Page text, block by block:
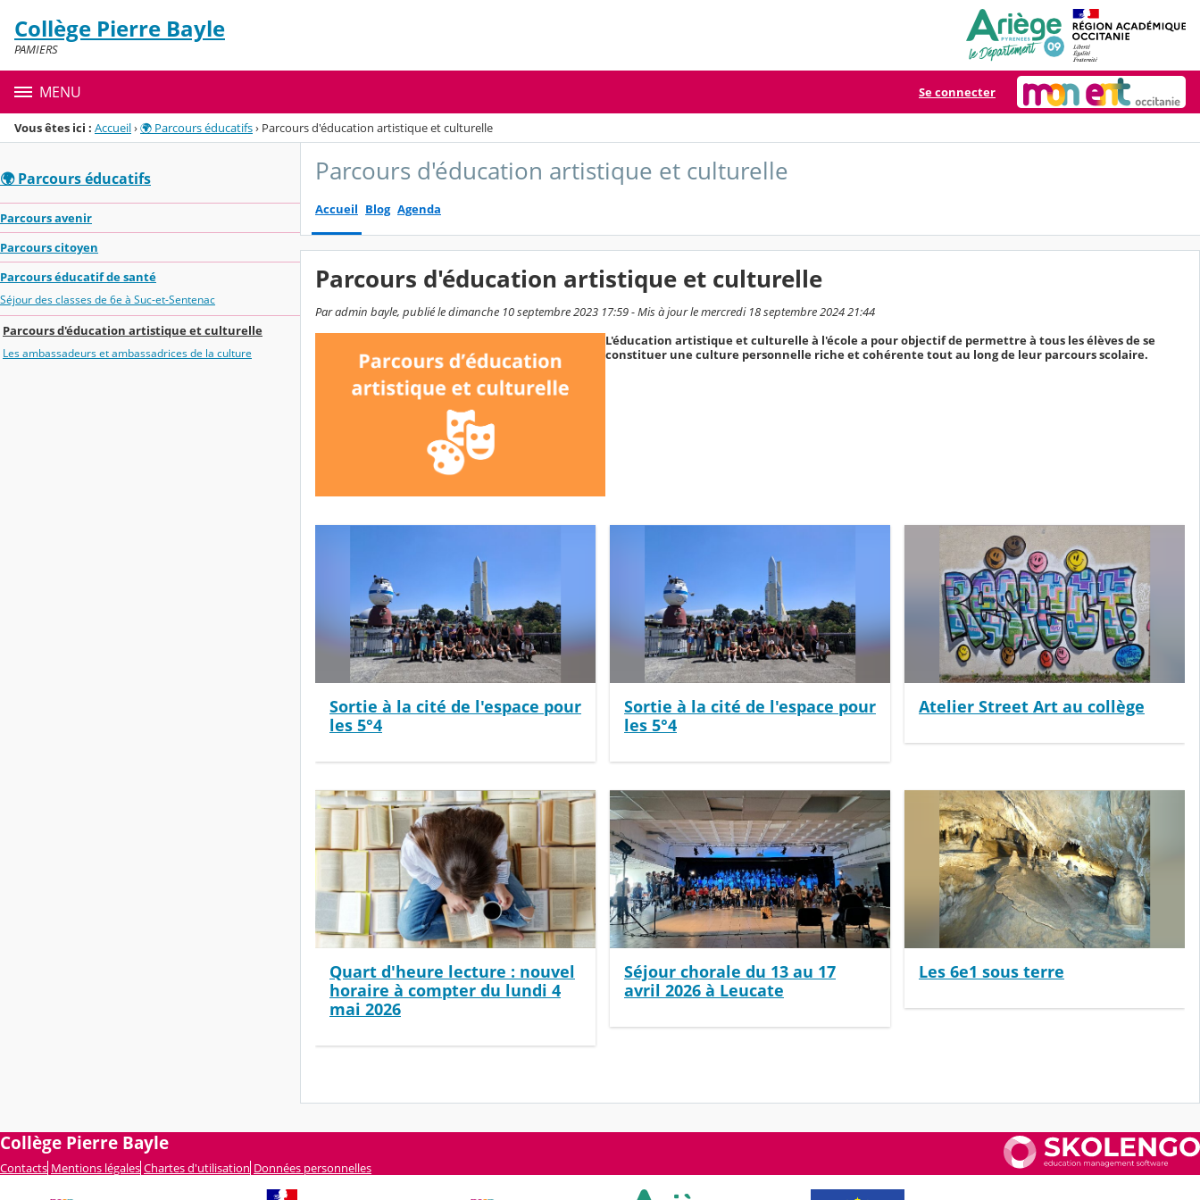
Menu de la rubrique
Contenu
Collège Pierre Bayle
PAMIERS
MENU Se connecter
Vous êtes ici : Accueil›🌍 Parcours éducatifs› Parcours d'éducation artistique et culturelle
🌍 Parcours éducatifs
Parcours avenir
Parcours citoyen
Parcours éducatif de santé
Séjour des classes de 6e à Suc-et-Sentenac
Parcours d'éducation artistique et culturelle
Les ambassadeurs et ambassadrices de la culture
Parcours d'éducation artistique et culturelle
Accueil Blog Agenda
Parcours d'éducation artistique et culturelle
Par admin bayle, publié le dimanche 10 septembre 2023 17:59 - Mis à jour le mercredi 18 septembre 2024 21:44
L'éducation artistique et culturelle à l'école a pour objectif de permettre à tous les élèves de se
constituer une culture personnelle riche et cohérente tout au long de leur parcours scolaire.
Sortie à la cité de l'espace pour
les 5°4
Sortie à la cité de l'espace pour
les 5°4
Atelier Street Art au collège
Quart d'heure lecture : nouvel
horaire à compter du lundi 4
mai 2026
Séjour chorale du 13 au 17
avril 2026 à Leucate
Les 6e1 sous terre
Collège Pierre Bayle
Contacts Mentions légales Chartes d'utilisation Données personnelles